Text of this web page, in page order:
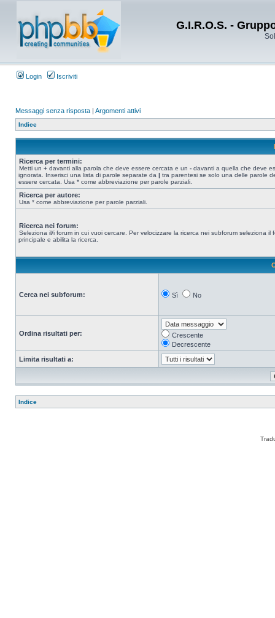
G.I.R.O.S. -
Login Iscriviti
Messaggi senza risposta | Argomenti attivi
Indice
Ricerca per termini:
Metti un + davanti alla parola che deve essere cercata e un - davanti a quella che deve
ignorata. Inserisci una lista di parole separate da | tra parentesi se solo una delle parole
essere cercata. Usa * come abbreviazione per parole parziali.
Ricerca per autore:
Usa * come abbreviazione per parole parziali.
Ricerca nei forum:
Seleziona il/i forum in cui vuoi cercare. Per velocizzare la ricerca nei subforum seleziona il
principale e abilita la ricerca.
Cerca nei subforum: Sì No
Ordina risultati per:
Crescente
Decrescente
Limita risultati a:
Indice